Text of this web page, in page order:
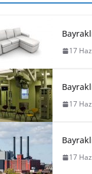
17
17
17